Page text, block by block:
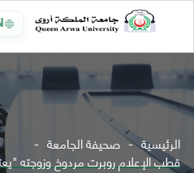
الرئيسية صحيفة الجامعة
قطب الإعلام روبرت مردوخ وزوجته